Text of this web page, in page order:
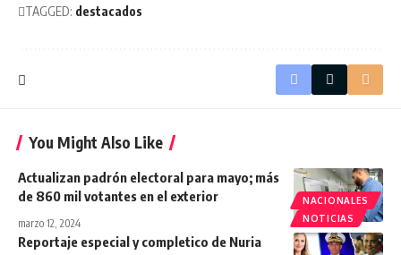
TAGGED: destacados
You Might Also Like
NACIONALES
NOTICIAS
Actualizan padrón electoral para mayo; más
de 860 mil votantes en el exterior
marzo 12, 2024
Reportaje especial y completico de Nuria